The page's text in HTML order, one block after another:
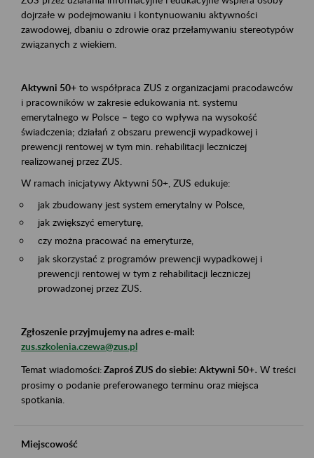
dojrzałe w podejmowaniu i kontynuowaniu aktywności
zawodowej, dbaniu o zdrowie oraz przełamywaniu stereotypów
związanych z wiekiem.
Aktywni 50+ to współpraca ZUS z organizacjami pracodawców
i pracowników w zakresie edukowania nt. systemu
emerytalnego w Polsce – tego co wpływa na wysokość
świadczenia; działań z obszaru prewencji wypadkowej i
prewencji rentowej w tym min. rehabilitacji leczniczej
realizowanej przez ZUS.
W ramach inicjatywy Aktywni 50+, ZUS edukuje:
jak zbudowany jest system emerytalny w Polsce,
jak zwiększyć emeryturę,
czy można pracować na emeryturze,
jak skorzystać z programów prewencji wypadkowej i
prewencji rentowej w tym z rehabilitacji leczniczej
prowadzonej przez ZUS.
Zgłoszenie przyjmujemy na adres e-mail:
zus.szkolenia.czewa@zus.pl
Temat wiadomości:Zaproś ZUS do siebie: Aktywni 50+. W treści
prosimy o podanie preferowanego terminu oraz miejsca
spotkania.
Miejscowość